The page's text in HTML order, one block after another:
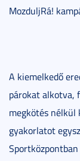
MozduljRá!
A kiemelkedő
párokat alkotva,
megkötés nélkül
gyakorlatot